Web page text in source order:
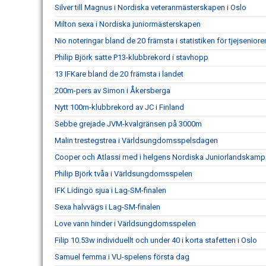
Silver till Magnus i Nordiska veteranmästerskapen i Oslo
Milton sexa i Nordiska juniormästerskapen
Nio noteringar bland de 20 främsta i statistiken för
Philip Björk satte P13-klubbrekord i stavhopp
13 IFKare bland de 20 främsta i landet
200m-pers av Simon i Åkersberga
Nytt 100m-klubbrekord av JC i Finland
Sebbe grejade JVM-kvalgränsen på 3000m
Malin trestegstrea i Världsungdomsspelsdagen
Cooper och Atlassi med i helgens Nordiska Juniorlandskamp
Philip Björk tvåa i Världsungdomsspelen
IFK Lidingö sjua i Lag-SM-finalen
Sexa halvvägs i Lag-SM-finalen
Love vann hinder i Världsungdomsspelen
Filip 10.53w individuellt och under 40 i korta stafetten i Oslo
Samuel femma i VU-spelens första dag